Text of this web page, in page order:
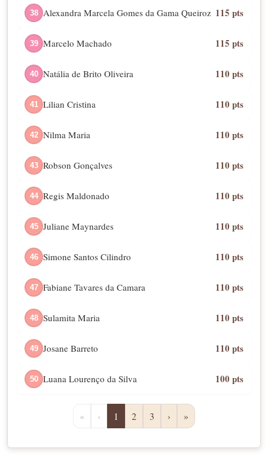
38 Alexandra Marcela Gomes da Gama Queiroz 115 pts
39 Marcelo Machado 115 pts
40 Natália de Brito Oliveira 110 pts
41 Lilian Cristina 110 pts
42 Nilma Maria 110 pts
43 Robson Gonçalves 110 pts
44 Regis Maldonado 110 pts
45 Juliane Maynardes 110 pts
46 Simone Santos Cilindro 110 pts
47 Fabiane Tavares da Camara 110 pts
48 Sulamita Maria 110 pts
49 Josane Barreto 110 pts
50 Luana Lourenço da Silva 100 pts
« ‹ 1 2 3 › »